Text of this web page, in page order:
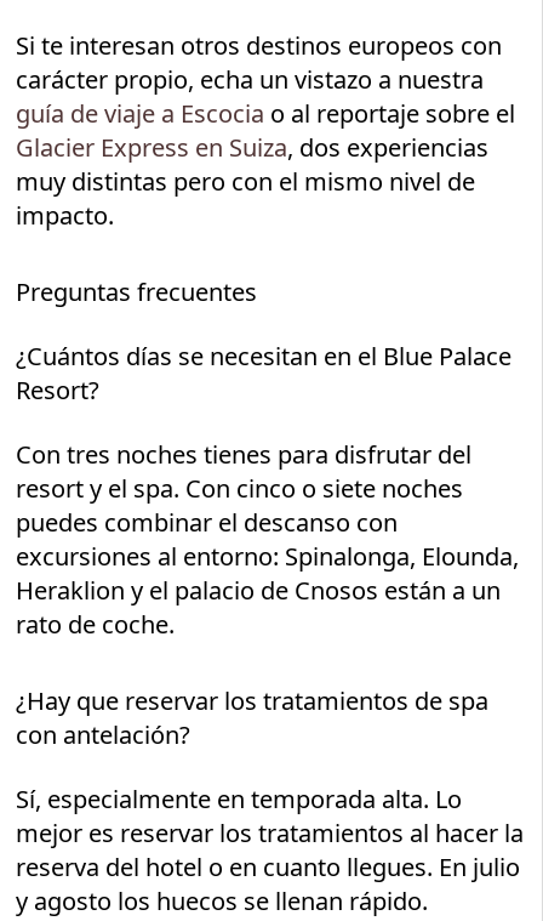
Si te interesan otros destinos europeos con
carácter propio, echa un vistazo a nuestra
guía de viaje a Escocia o al reportaje sobre el
Glacier Express en Suiza, dos experiencias
muy distintas pero con el mismo nivel de
impacto.
Preguntas frecuentes
¿Cuántos días se necesitan en el Blue Palace
Resort?
Con tres noches tienes para disfrutar del
resort y el spa. Con cinco o siete noches
puedes combinar el descanso con
excursiones al entorno: Spinalonga, Elounda,
Heraklion y el palacio de Cnosos están a un
rato de coche.
¿Hay que reservar los tratamientos de spa
con antelación?
Sí, especialmente en temporada alta. Lo
mejor es reservar los tratamientos al hacer la
reserva del hotel o en cuanto llegues. En julio
y agosto los huecos se llenan rápido.